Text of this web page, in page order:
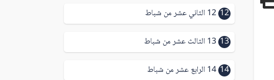
12 12 الثاني عشر من شباط
13 13 الثالث عشر من شباط
14 14 الرابع عشر من شباط